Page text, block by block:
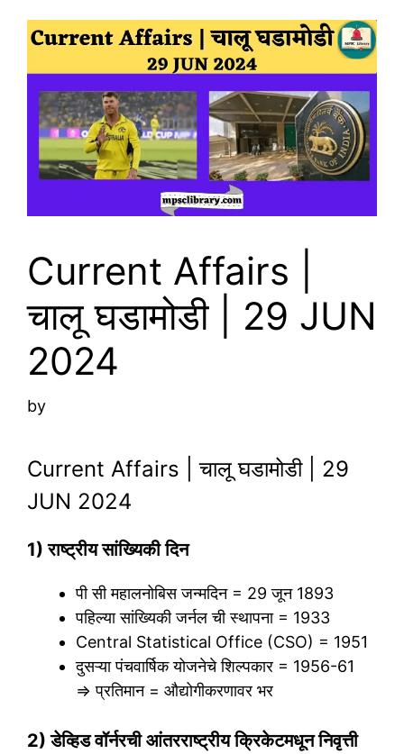
Current Affairs |
चालू घडामोडी | 29 JUN
2024
by
Current Affairs | चालू घडामोडी | 29
JUN 2024
1) राष्ट्रीय सांख्यिकी दिन
पी सी महालनोबिस जन्मदिन = 29 जून 1893
पहिल्या सांख्यिकी जर्नल ची स्थापना = 1933
Central Statistical Office (CSO) = 1951
दुसऱ्या पंचवार्षिक योजनेचे शिल्पकार = 1956-61
=> प्रतिमान = औद्योगीकरणावर भर
2) डेव्हिड वॉर्नरची आंतरराष्ट्रीय क्रिकेटमधून निवृत्ती